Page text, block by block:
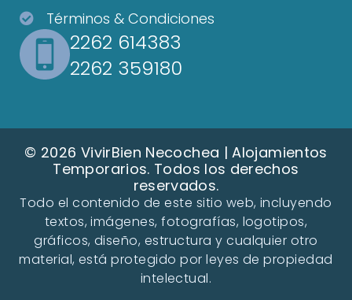
Términos & Condiciones
2262 614383
2262 359180
© 2026 VivirBien Necochea | Alojamientos
Temporarios. Todos los derechos
reservados.
Todo el contenido de este sitio web, incluyendo
textos, imágenes, fotografías, logotipos,
gráficos, diseño, estructura y cualquier otro
material, está protegido por leyes de propiedad
intelectual.